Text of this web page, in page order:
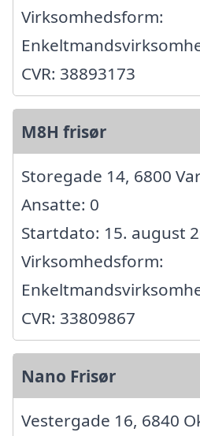
Virksomhedsform:
CVR: 38893173
M8H frisør
Storegade 14, 6800
Ansatte: 0
Startdato: 15. august
Virksomhedsform:
CVR: 33809867
Nano Frisør
Vestergade 16, 6840